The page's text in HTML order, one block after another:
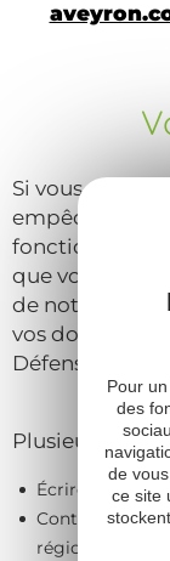
Si vous
empêchant
fonctionnalité
que vous ne
de notre part,
vos doléances
Défenseur des
Plusieurs
Écrire un
Contacter le
région
Pour
des
de
ce site